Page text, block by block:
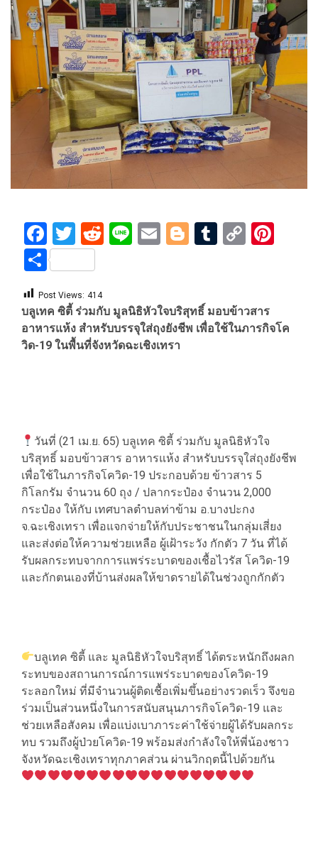
Facebook
Twitter
Reddit
LineEmailBlogger
Tumblr
Copy
Share
Post Views: 414
บลูเทค ซิตี้ ร่วมกับ มูลนิธิหัวใจบริสุทธิ์ มอบข้าวสาร
อาหารแห้ง สำหรับบรรจุใส่ถุงยังชีพ เพื่อใช้ในภารกิจโค
วิด-19 ในพื้นที่จังหวัดฉะเชิงเทรา
วันที่ (21 เม.ย. 65) บลูเทค ซิตี้ ร่วมกับ มูลนิธิหัวใจ
บริสุทธิ์ มอบข้าวสาร อาหารแห้ง สำหรับบรรจุใส่ถุงยังชีพ
เพื่อใช้ในภารกิจโควิด-19 ประกอบด้วย ข้าวสาร 5
กิโลกรัม จำนวน 60 ถุง / ปลากระป๋อง จำนวน 2,000
กระป๋อง ให้กับ เทศบาลตำบลท่าข้าม อ.บางปะกง
จ.ฉะเชิงเทรา เพื่อแจกจ่ายให้กับประชาชนในกลุ่มเสี่ยง
และส่งต่อให้ความช่วยเหลือ ผู้เฝ้าระวัง กักตัว 7 วัน ที่ได้
รับผลกระทบจากการแพร่ระบาดของเชื้อไวรัส โควิด-19
และกักตนเองที่บ้านส่งผลให้ขาดรายได้ในช่วงถูกกักตัว
บลูเทค ซิตี้ และ มูลนิธิหัวใจบริสุทธิ์ ได้ตระหนักถึงผลก
ระทบของสถานการณ์การแพร่ระบาดของโควิด-19
ระลอกใหม่ ที่มีจำนวนผู้ติดเชื้อเพิ่มขึ้นอย่างรวดเร็ว จึงขอ
ร่วมเป็นส่วนหนึ่งในการสนับสนุนภารกิจโควิด-19 และ
ช่วยเหลือสังคม เพื่อแบ่งเบาภาระค่าใช้จ่ายผู้ได้รับผลกระ
ทบ รวมถึงผู้ป่วยโควิด-19 พร้อมส่งกำลังใจให้พี่น้องชาว
จังหวัดฉะเชิงเทราทุกภาคส่วน ผ่านวิกฤตนี้ไปด้วยกัน